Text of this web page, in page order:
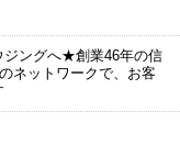
ングへ★創業46年の信
ネットワークで、お客